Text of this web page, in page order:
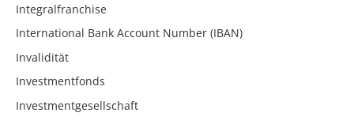
Integralfranchise
International Bank Account Number (IBAN)
Invalidität
Investmentfonds
Investmentgesellschaft